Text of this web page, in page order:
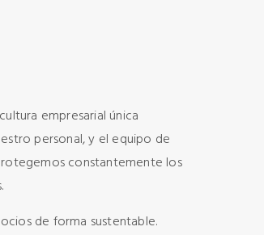
empresarial única
personal, y el equipo de
constantemente los
de forma sustentable.